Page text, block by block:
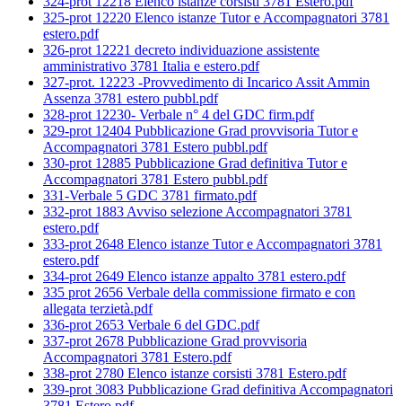
325-prot 12220 Elenco istanze Tutor e Accompagnatori 3781
estero.pdf
326-prot 12221 decreto individuazione assistente
amministrativo 3781 Italia e estero.pdf
327-prot. 12223 -Provvedimento di Incarico Assit Ammin
Assenza 3781 estero pubbl.pdf
328-prot 12230- Verbale n° 4 del GDC firm.pdf
329-prot 12404 Pubblicazione Grad provvisoria Tutor e
Accompagnatori 3781 Estero pubbl.pdf
330-prot 12885 Pubblicazione Grad definitiva Tutor e
Accompagnatori 3781 Estero pubbl.pdf
331-Verbale 5 GDC 3781 firmato.pdf
332-prot 1883 Avviso selezione Accompagnatori 3781
estero.pdf
333-prot 2648 Elenco istanze Tutor e Accompagnatori 3781
estero.pdf
334-prot 2649 Elenco istanze appalto 3781 estero.pdf
335 prot 2656 Verbale della commissione firmato e con
allegata terzietà.pdf
336-prot 2653 Verbale 6 del GDC.pdf
337-prot 2678 Pubblicazione Grad provvisoria
Accompagnatori 3781 Estero.pdf
338-prot 2780 Elenco istanze corsisti 3781 Estero.pdf
339-prot 3083 Pubblicazione Grad definitiva Accompagnatori